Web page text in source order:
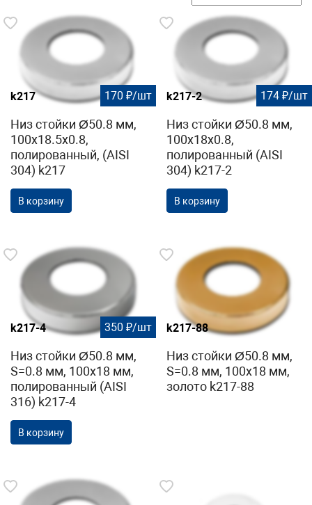
k217 170 ₽/шт
Низ стойки Ø50.8 мм,
100х18.5х0.8,
полированный, (AISI
304) k217
В корзину
k217-2 174 ₽/шт
Низ стойки Ø50.8 мм,
100х18х0.8,
полированный (AISI
304) k217-2
В корзину
k217-4 350 ₽/шт
Низ стойки Ø50.8 мм,
S=0.8 мм, 100х18 мм,
полированный (AISI
316) k217-4
В корзину
k217-88
Низ стойки Ø50.8 мм,
S=0.8 мм, 100х18 мм,
золото k217-88